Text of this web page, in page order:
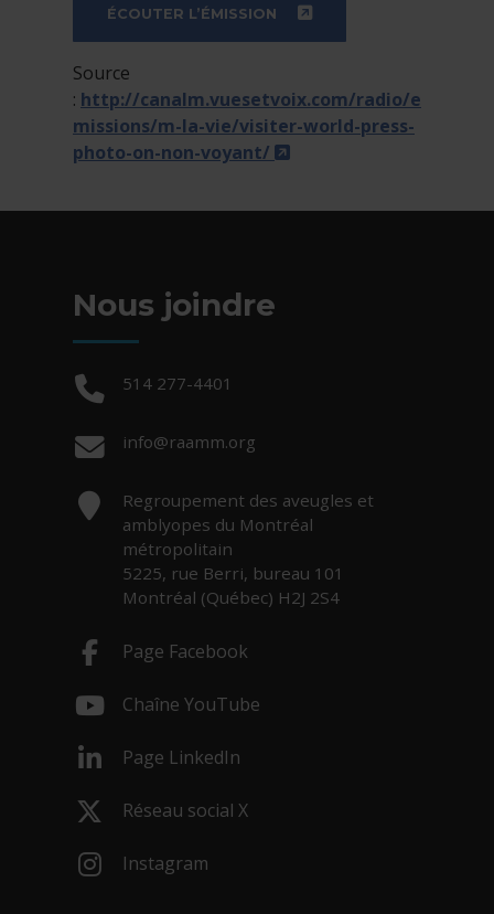
ÉCOUTER L’ÉMISSION
Source
: http://canalm.vuesetvoix.com/radio/e
missions/m-la-vie/visiter-world-press-
photo-on-non-voyant/
- Cet hyperlien
Nous joindre
Téléphone :
514 277-4401
Courriel :
info@raamm.org
Adresse :
Regroupement des aveugles et
amblyopes du Montréal
métropolitain
5225, rue Berri, bureau 101
Montréal (Québec) H2J 2S4
Page Facebook
Chaîne YouTube
Page LinkedIn
Réseau social X
Instagram